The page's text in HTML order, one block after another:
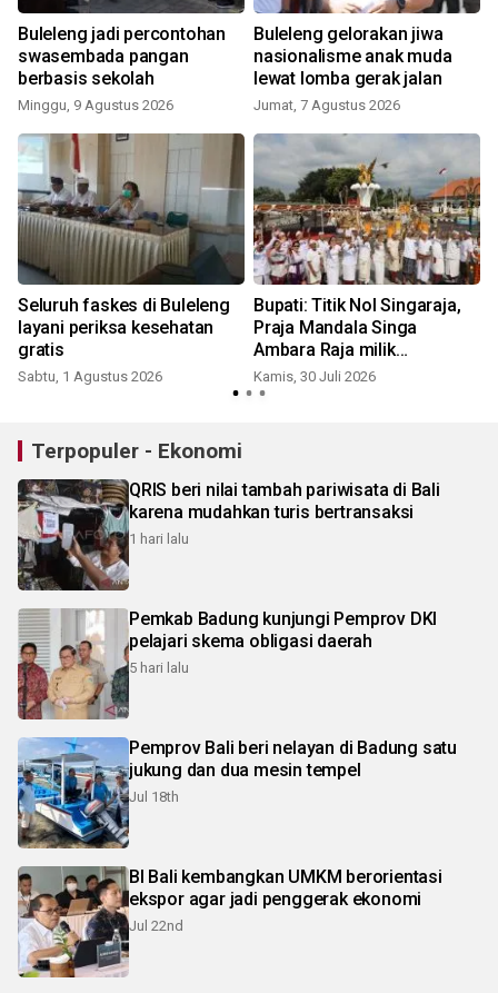
Buleleng jadi percontohan
swasembada pangan
berbasis sekolah
Minggu, 9 Agustus 2026
Buleleng gelorakan jiwa
nasionalisme anak muda
lewat lomba gerak jalan
Jumat, 7 Agustus 2026
Seluruh faskes di Buleleng
layani periksa kesehatan
gratis
Sabtu, 1 Agustus 2026
Bupati: Titik Nol Singaraja,
Praja Mandala Singa
Ambara Raja milik
masyarakat Buleleng
Kamis, 30 Juli 2026
Terpopuler - Ekonomi
QRIS beri nilai tambah pariwisata di Bali
karena mudahkan turis bertransaksi
1 hari lalu
Pemkab Badung kunjungi Pemprov DKI
pelajari skema obligasi daerah
5 hari lalu
Pemprov Bali beri nelayan di Badung satu
jukung dan dua mesin tempel
Jul 18th
BI Bali kembangkan UMKM berorientasi
ekspor agar jadi penggerak ekonomi
Jul 22nd